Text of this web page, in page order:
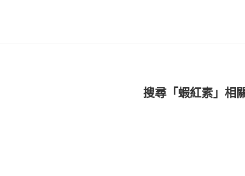
搜尋「蝦紅素」相